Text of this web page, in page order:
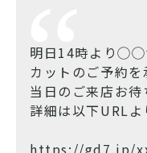
明日14時より◯◯
カットのご予約を
当日のご来店お待
詳細は以下URLよ
https://gd7.jp/